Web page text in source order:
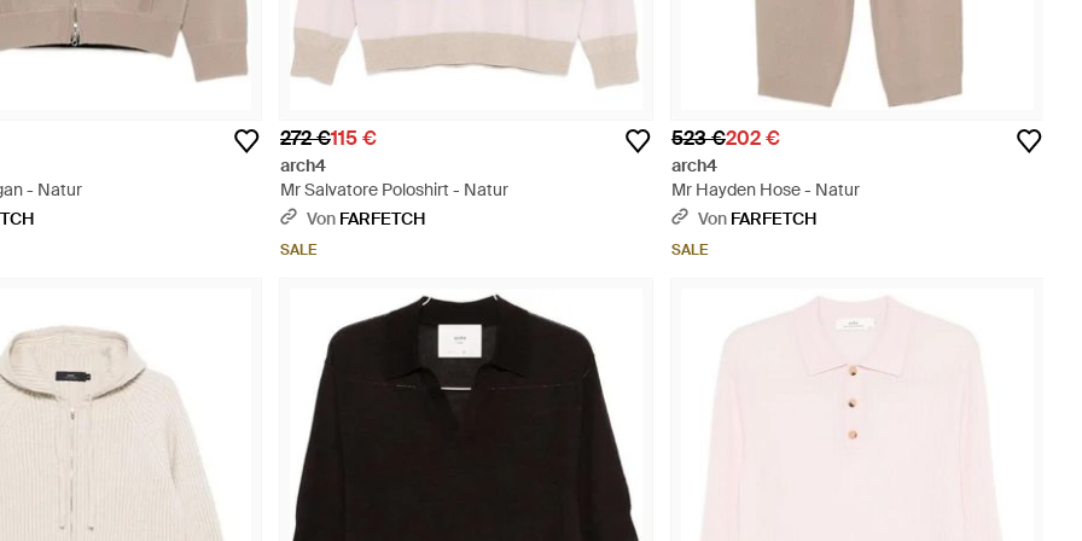
- Natur
272 €115 €
arch4
Mr Salvatore Poloshirt - Natur
Von FARFETCH
SALE
523 €202 €
arch4
Mr Hayden Hose - Natur
Von FARFETCH
SALE